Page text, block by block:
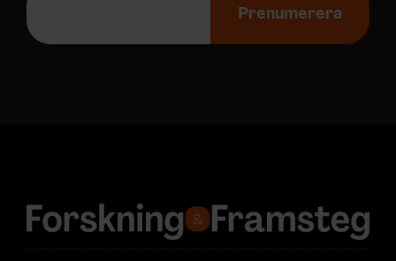
p
s
:
Prenumerera